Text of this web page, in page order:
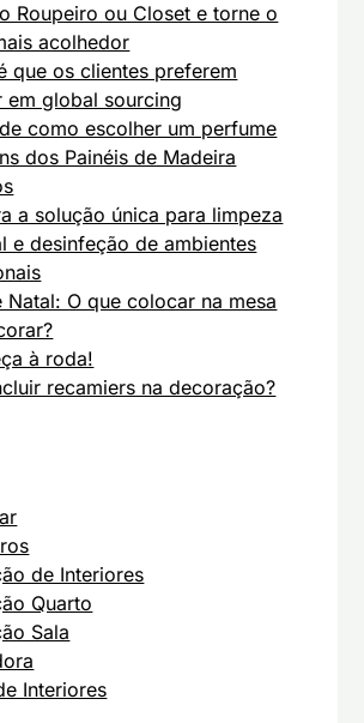
Roupeiro ou Closet e torne o
acolhedor
que os clientes preferem
em global sourcing
como escolher um perfume
dos Painéis de Madeira
a solução única para limpeza
e desinfeção de ambientes
Natal: O que colocar na mesa
à roda!
recamiers na decoração?
de Interiores
Quarto
Sala
Interiores